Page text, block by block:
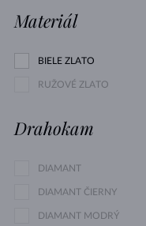
Materiál
BIELE ZLATO
RUŽOVÉ ZLATO
Drahokam
DIAMANT
DIAMANT ČIERNY
DIAMANT MODRÝ